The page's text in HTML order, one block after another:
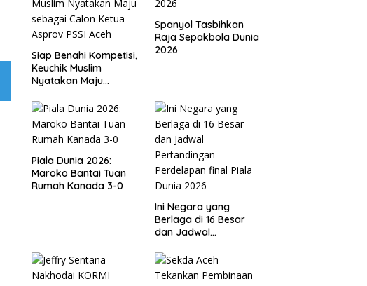
Siap Benahi Kompetisi,
Keuchik Muslim
Nyatakan Maju
Asprov PSSI Aceh
Spanyol Tasbihkan
Raja Sepakbola Dunia
2026
Piala Dunia 2026:
Maroko Bantai Tuan
Rumah Kanada 3-0
Ini Negara yang
Berlaga di 16 Besar
dan Jadwal
Perdelapan final Piala
Dunia 2026